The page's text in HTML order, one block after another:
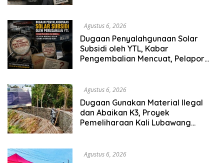
Agustus 6, 2026
Dugaan Penyalahgunaan Solar
Subsidi oleh YTL, Kabar
Pengembalian Mencuat, Pelapor
Agustus 6, 2026
Dugaan Gunakan Material Ilegal
dan Abaikan K3, Proyek
Pemeliharaan Kali Lubawang
Agustus 6, 2026